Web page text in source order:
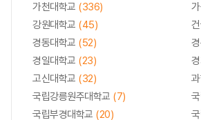
가천대학교 (336)
강원대학교 (45)
경동대학교 (52)
경일대학교 (23)
고신대학교 (32)
국립강릉원주대학교 (7)
국립부경대학교 (20)